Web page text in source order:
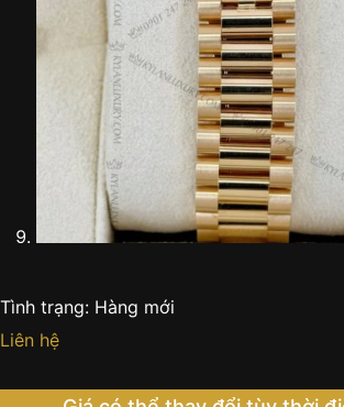
Tình trạng: Hàng mới
Liên hệ